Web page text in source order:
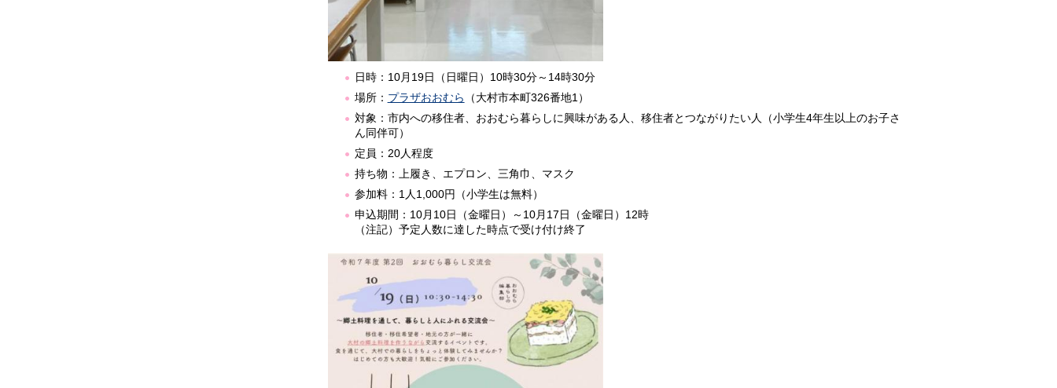
日時：10月19日（日曜日）10時30分～14時30分
場所： プラザおおむら （大村市本町326番地1）
対象：市内への移住者、おおむら暮らしに興味がある人、移住者とつながりたい人（小学生4年生以上のお子さ
ん同伴可）
定員：20人程度
持ち物：上履き、エプロン、三角巾、マスク
参加料：1人1,000円（小学生は無料）
申込期間：10月10日（金曜日）～10月17日（金曜日）12時
（注記）予定人数に達した時点で受け付け終了